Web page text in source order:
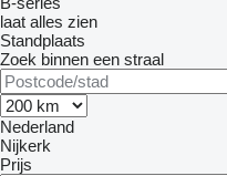
laat alles zien
Standplaats
Zoek binnen een straal
Nederland
Nijkerk
Prijs